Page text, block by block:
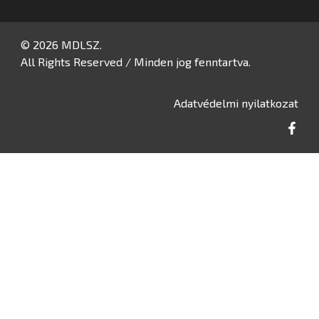
© 2026 MDLSZ.
All Rights Reserved / Minden jog fenntartva.
Adatvédelmi nyilatkozat